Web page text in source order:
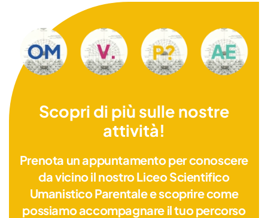
Scopri di più sulle nostre
attività!
Prenota un appuntamento per conoscere
da vicino il nostro Liceo Scientifico
Umanistico Parentale e scoprire come
possiamo accompagnare il tuo percorso